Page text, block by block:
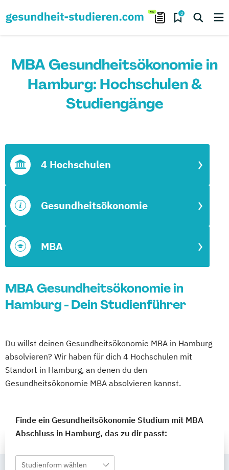
0
MBA Gesundheitsökonomie in
Hamburg: Hochschulen &
Studiengänge
MBA
Gesundheitsökonomie
4 Hochschulen
MBA Gesundheitsökonomie in
Hamburg - Dein Studienführer
Du willst deinen Gesundheitsökonomie MBA in Hamburg
absolvieren? Wir haben für dich 4 Hochschulen mit
Standort in Hamburg, an denen du den
Gesundheitsökonomie MBA absolvieren kannst.
Finde ein Gesundheitsökonomie Studium mit MBA
Abschluss in Hamburg, das zu dir passt:
Studienform wählen